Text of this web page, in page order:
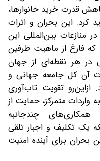
قدرت خرید خانوارها،
کرد. این بحران و اثرات
منازعات بین‌المللی این
فارغ از ماهیت طرفین
در هر نقطه‌ای از جهان
آن کل جامعه جهانی و
تقویت تاب‌آوری
متمرکز، حمایت از
چندجانبه
یک تکلیف و اجبار تلقی
برای آینده امنیت